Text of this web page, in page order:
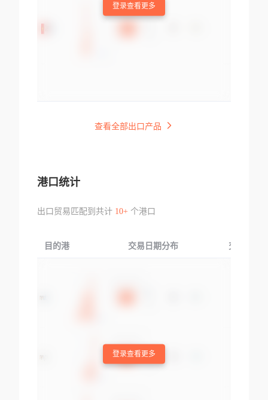
登录查看更多
查看全部出口产品
港口统计
出口贸易匹配到共计 10+个港口
目的港 交易日期分布 交易产品
登录查看更多